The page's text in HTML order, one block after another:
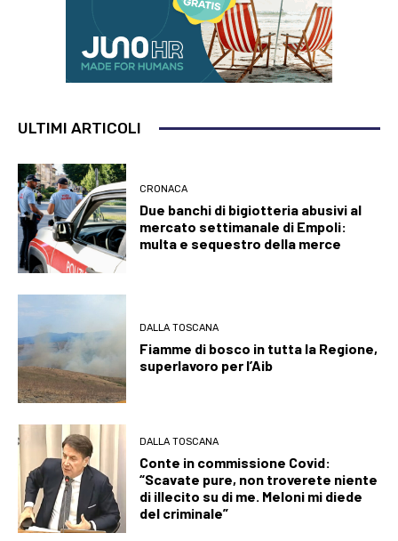
ULTIMI ARTICOLI
CRONACA
Due banchi di bigiotteria abusivi al
mercato settimanale di Empoli:
multa e sequestro della merce
DALLA TOSCANA
Fiamme di bosco in tutta la Regione,
superlavoro per l’Aib
DALLA TOSCANA
Conte in commissione Covid:
“Scavate pure, non troverete niente
di illecito su di me. Meloni mi diede
del criminale”